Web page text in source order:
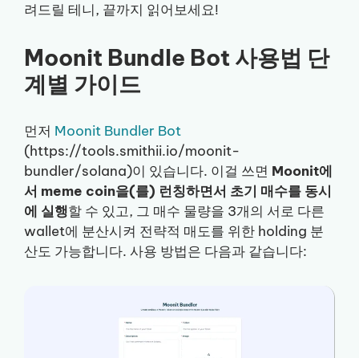
려드릴 테니, 끝까지 읽어보세요!
Moonit Bundle Bot 사용법 단
계별 가이드
먼저 Moonit Bundler Bot
(https://tools.smithii.io/moonit-
bundler/solana)이 있습니다. 이걸 쓰면 Moonit에
서 meme coin을(를) 런칭하면서 초기 매수를 동시
에 실행할 수 있고, 그 매수 물량을 3개의 서로 다른
wallet에 분산시켜 전략적 매도를 위한 holding 분
산도 가능합니다. 사용 방법은 다음과 같습니다: